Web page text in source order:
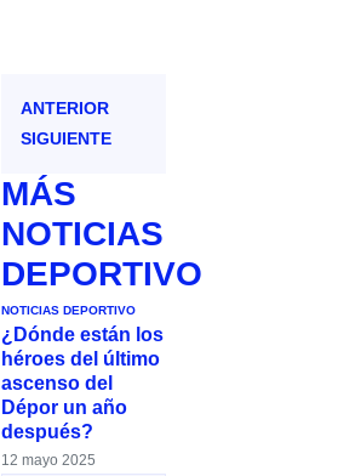
ANTERIOR
SIGUIENTE
MÁS
NOTICIAS
DEPORTIVO
NOTICIAS DEPORTIVO
¿Dónde están los
héroes del último
ascenso del
Dépor un año
después?
12 mayo 2025